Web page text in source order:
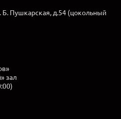
Б. Пушкарская, д.54 (цокольный
зал